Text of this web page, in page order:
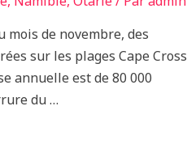
de novembre, des
sur les plages Cape Cross
annuelle est de 80 000
du …